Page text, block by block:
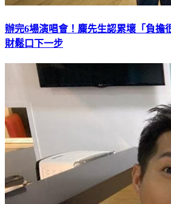
辦完6場演唱會！麋先生認累壞「負
財鬆口下一步